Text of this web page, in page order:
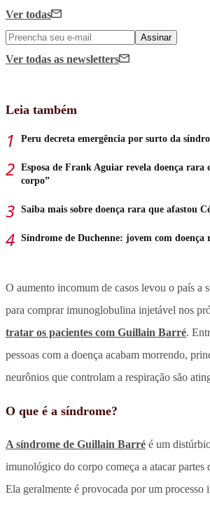
Ver todas
Assinar
Ver todas as newsletters
Leia também
Peru decreta emergência por surto da
Esposa de Frank Aguiar revela doença rara
corpo”
Saiba mais sobre doença rara que afastou
Síndrome de Duchenne: jovem com doença
O aumento incomum de casos levou o país a
para comprar imunoglobulina injetável nos
tratar os pacientes com Guillain Barré.
pessoas com a doença acabam morrendo,
neurônios que controlam a respiração são
O que é a síndrome?
A síndrome de Guillain Barré é um
imunológico do corpo começa a atacar partes
Ela geralmente é provocada por um processo